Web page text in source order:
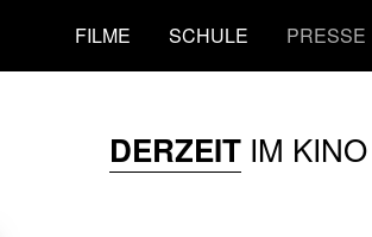
FILME SCHULE PRESSE
DERZEITIM KINO